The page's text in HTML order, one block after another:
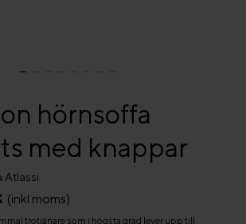
hörnsoffa
med knappar
Atlassi
(inkl moms)
trotjänare som i högsta grad lever upp till